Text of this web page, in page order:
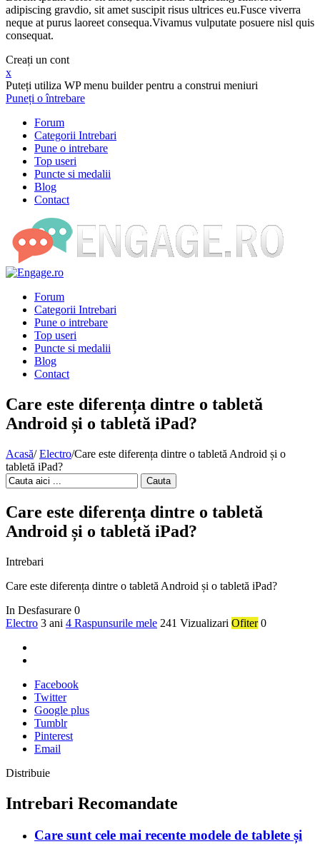
adipiscing gravdio, sit amet suscipit risus ultrices eu.Fusce viverra
neque at purus laoreet consequa.Vivamus vulputate posuere nisl quis
consequat.
Creați un cont
x
Puteți utiliza WP menu builder pentru a construi meniuri
Puneți o întrebare
Forum
Categorii Intrebari
Pune o intrebare
Top useri
Puncte si medalii
Blog
Contact
Forum
Categorii Intrebari
Pune o intrebare
Top useri
Puncte si medalii
Blog
Contact
Care este diferența dintre o tabletă
Android și o tabletă iPad?
Acasă/ Electro/Care este diferența dintre o tabletă Android și o
tabletă iPad?
Cauta
Care este diferența dintre o tabletă
Android și o tabletă iPad?
Intrebari
Care este diferența dintre o tabletă Android și o tabletă iPad?
In Desfasurare 0
Electro 3 ani 4 Raspunsurile mele 241 Vizualizari Ofiter 0
Facebook
Twitter
Google plus
Tumblr
Pinterest
Email
Distribuie
Intrebari Recomandate
Care sunt cele mai recente modele de tablete și